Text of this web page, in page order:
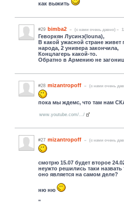
как выжить
#29 bimba2 (c нами очень давно)
Геворкян Лусинэ(louna),
В какой ужасной стране живет
народа, 2 универа закончила,
Концлагерь какой-то.
Обратно в Армению не
#28 mizantropoff (c нами очень
пока мы ждемс, что там нам
www.youtube.com/.../
#27 mizantropoff (c нами очень
смотрю 15.07 будет второе
неужто решились таки назвать
оно является на самом деле?
ню ню
"